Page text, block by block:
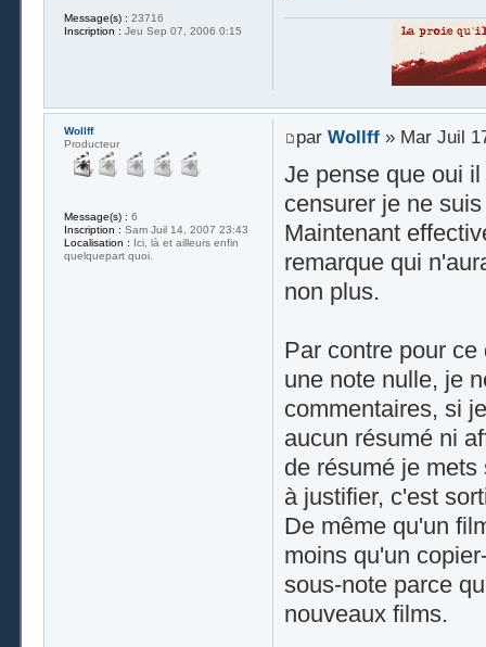
Message(s) : 23716
Inscription : Jeu Sep 07, 2006 0:15
par Wollff» Mar Juil
Je pense que oui
censurer je ne
Maintenant
remarque qui
non plus.
Par contre pour
une note nulle, je
commentaires, si
aucun résumé ni
de résumé je
à justifier, c'est
De même qu'un
moins qu'un
sous-note parce
nouveaux films.
Wollff
Producteur
Message(s) : 6
Inscription : Sam Juil 14, 2007 23:43
Localisation : Ici, là et ailleurs enfin
quelquepart quoi.